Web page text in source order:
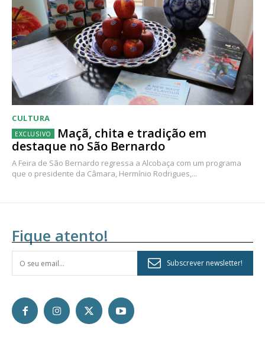
CULTURA
Maçã, chita e tradição em
destaque no São Bernardo
A Feira de São Bernardo regressa a Alcobaça com um programa
que o presidente da Câmara, Hermínio Rodrigues,...
Fique atento!
Subscrever newsletter!